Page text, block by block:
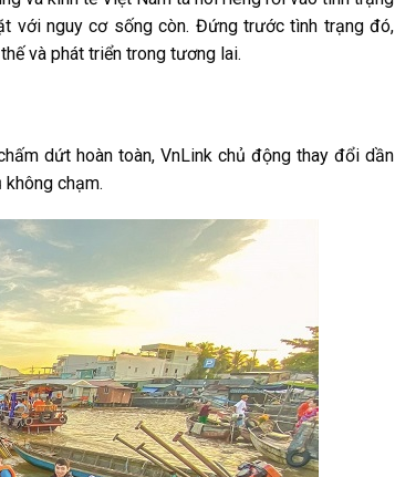
với nguy cơ sống còn. Đứng trước tình trạng đó,
và phát triển trong tương lai.
dứt hoàn toàn, VnLink chủ động thay đổi dần
chạm.